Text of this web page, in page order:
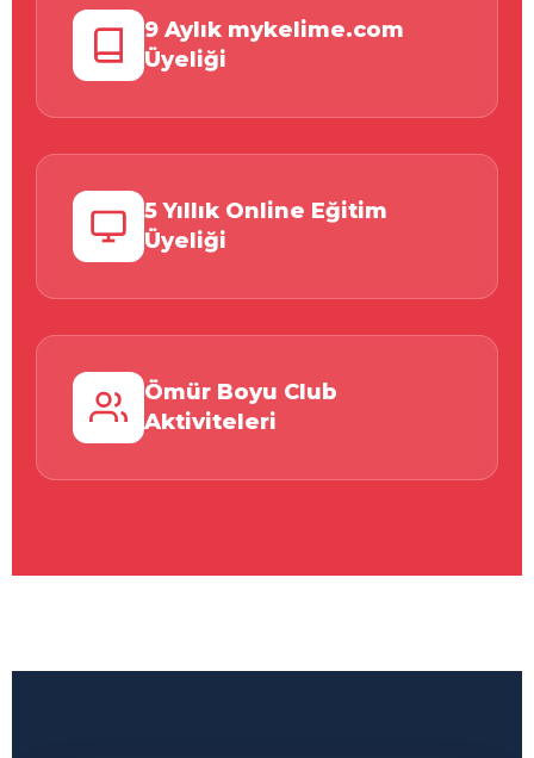
9 Aylık mykelime.com
Üyeliği
5 Yıllık Online Eğitim
Üyeliği
Ömür Boyu Club
Aktiviteleri